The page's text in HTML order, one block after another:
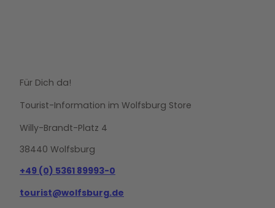
Für Dich da!
Tourist-Information im Wolfsburg Store
Willy-Brandt-Platz 4
38440 Wolfsburg
+49 (0) 5361 89993-0
tourist@wolfsburg.de